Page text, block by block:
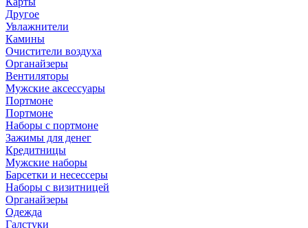
Другое
Увлажнители
Камины
Очистители воздуха
Органайзеры
Вентиляторы
Мужские аксессуары
Портмоне
Портмоне
Наборы с портмоне
Зажимы для денег
Кредитницы
Мужские наборы
Барсетки и несессеры
Наборы с визитницей
Органайзеры
Одежда
Галстуки